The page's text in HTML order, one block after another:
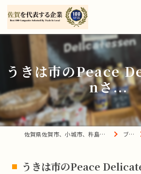
うきは市のPeace
nさ...
佐賀県佐賀市、小城市、杵島郡の買取は宝の蔵へ ブログ
うきは市のPeace